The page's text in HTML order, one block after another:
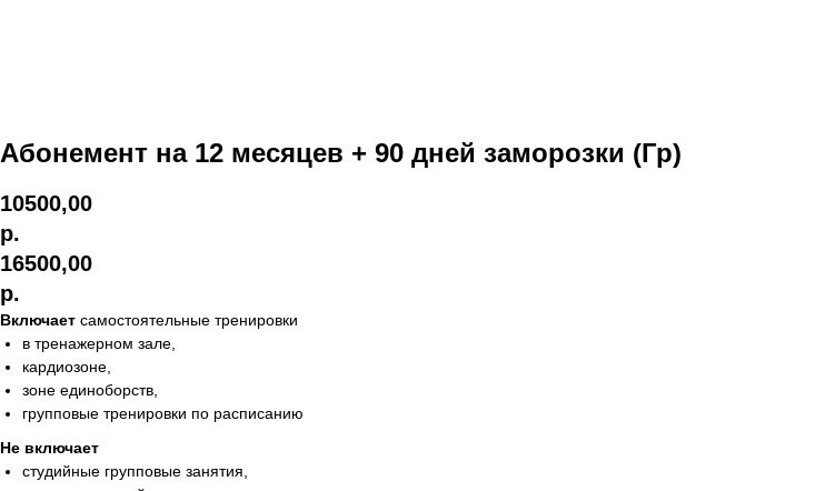
Абонемент на 12 месяцев + 90 дней заморозки (Гр)
10500,00
р.
16500,00
р.
Включает самостоятельные тренировки
в тренажерном зале,
кардиозоне,
зоне единоборств,
групповые тренировки по расписанию
Не включает
студийные групповые занятия,